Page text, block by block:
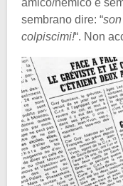
amico/nemico e
sembrano dire: “
colpiscimi!“. Non